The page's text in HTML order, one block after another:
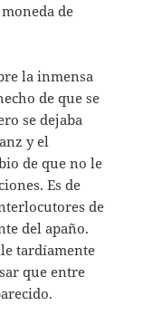
de
la inmensa
de que se
se dejaba
y el
de que no le
Es de
de
del apaño.
tardíamente
que entre